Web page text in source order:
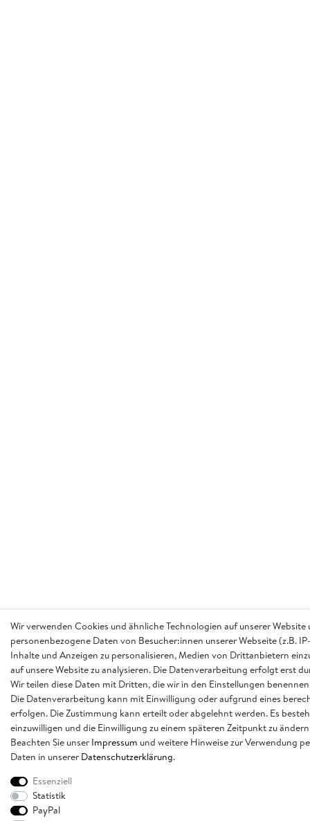
Wir verwenden Cookies und ähnliche Technologien auf unserer
personenbezogene Daten von Besucher:innen unserer Webseite (z.B.
Inhalte und Anzeigen zu personalisieren, Medien von Drittanbietern
auf unsere Website zu analysieren. Die Datenverarbeitung erfolgt erst
Wir teilen diese Daten mit Dritten, die wir in den Einstellungen
Die Datenverarbeitung kann mit Einwilligung oder aufgrund eines
erfolgen. Die Zustimmung kann erteilt oder abgelehnt werden. Es
einzuwilligen und die Einwilligung zu einem späteren Zeitpunkt zu
Beachten Sie unser Impressum und weitere Hinweise zur Verwendung
Daten in unserer Daten­schutz­erklärung.
Essenziell
Statistik
PayPal